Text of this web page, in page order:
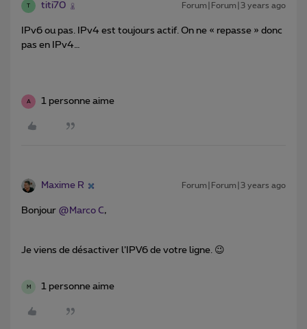
T titi70 Forum|Forum|3 years ago
IPv6 ou pas. IPv4 est toujours actif. On ne « repasse » donc
pas en IPv4…
A 1 personne aime
Maxime R Forum|Forum|3 years ago
Bonjour @Marco C,
Je viens de désactiver l’IPV6 de votre ligne. 😉
M 1 personne aime